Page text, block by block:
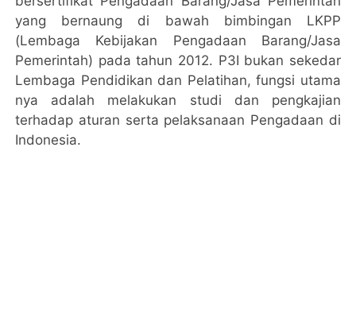
yang bernaung di bawah bimbingan LKPP
(Lembaga Kebijakan Pengadaan Barang/Jasa
Pemerintah) pada tahun 2012. P3I bukan sekedar
Lembaga Pendidikan dan Pelatihan, fungsi utama
nya adalah melakukan studi dan pengkajian
terhadap aturan serta pelaksanaan Pengadaan di
Indonesia.